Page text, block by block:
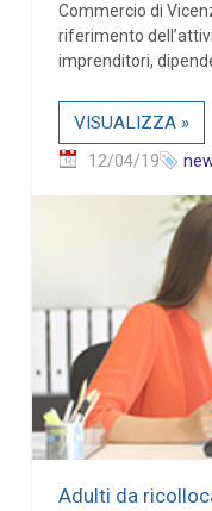
Commercio di
riferimento
imprenditori,
VISUALIZZA »
12/04/19
Adulti da